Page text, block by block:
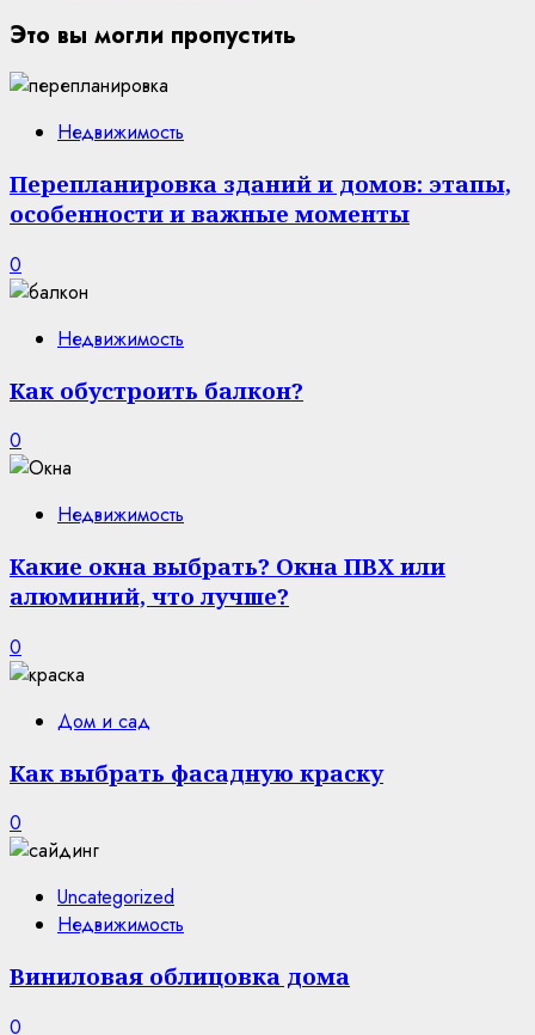
Это вы могли пропустить
Недвижимость
Перепланировка зданий и домов: этапы,
особенности и важные моменты
0
Недвижимость
Как обустроить балкон?
0
Недвижимость
Какие окна выбрать? Окна ПВХ или
алюминий, что лучше?
0
Дом и сад
Как выбрать фасадную краску
0
Uncategorized
Недвижимость
Виниловая облицовка дома
0